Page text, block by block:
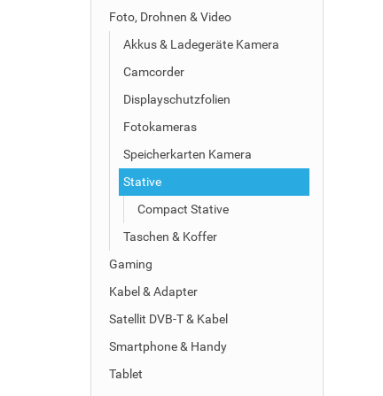
Foto, Drohnen & Video
Akkus & Ladegeräte Kamera
Camcorder
Displayschutzfolien
Fotokameras
Speicherkarten Kamera
Stative
Compact Stative
Taschen & Koffer
Gaming
Kabel & Adapter
Satellit DVB-T & Kabel
Smartphone & Handy
Tablet